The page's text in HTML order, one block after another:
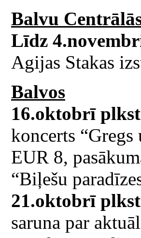
Balvu
Līdz
Agijas Stakas
Balvos
16.oktobrī
koncerts
EUR 8,
“Biļešu
21.oktobrī
saruna par